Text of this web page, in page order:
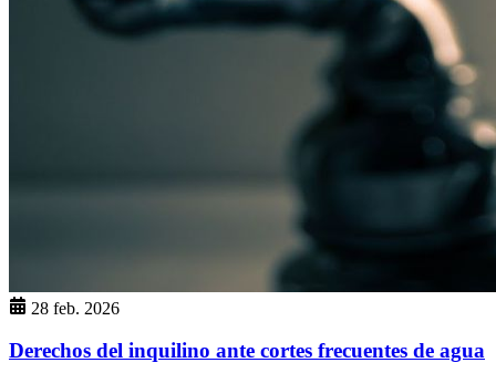
28 feb. 2026
Derechos del inquilino ante cortes frecuentes de agua